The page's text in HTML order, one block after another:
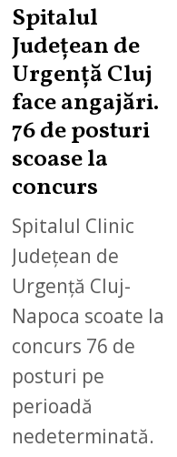
Spitalul
Județean de
Urgență Cluj
face angajări.
76 de posturi
scoase la
concurs
Spitalul Clinic
Județean de
Urgență Cluj-
Napoca scoate la
concurs 76 de
posturi pe
perioadă
nedeterminată.